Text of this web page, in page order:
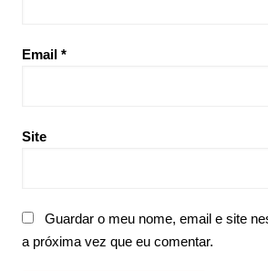
Email *
Site
Guardar o meu nome, email e site
a próxima vez que eu comentar.